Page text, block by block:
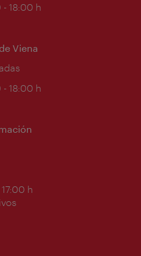
18:00 h
Viena
18:00 h
h